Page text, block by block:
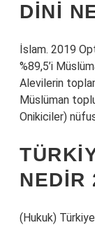
DINI
İslam. 2019
%89,5’i
Alevilerin
Müslüman
Onikiciler)
NEDIR
(Hukuk)